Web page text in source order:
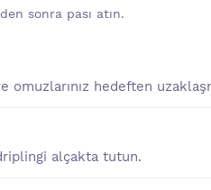
sonra pası atın.
omuzlarınız hedeften
alçakta tutun.